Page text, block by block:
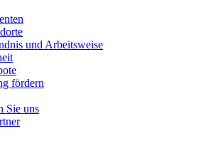
und Arbeitsweise
fördern
Sie uns